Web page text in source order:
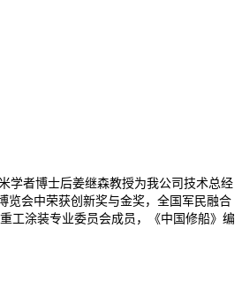
学者博士后姜继森教授为我公司技术总经
览会中荣获创新奖与金奖，全国军民融合
工涂装专业委员会成员，《中国修船》编